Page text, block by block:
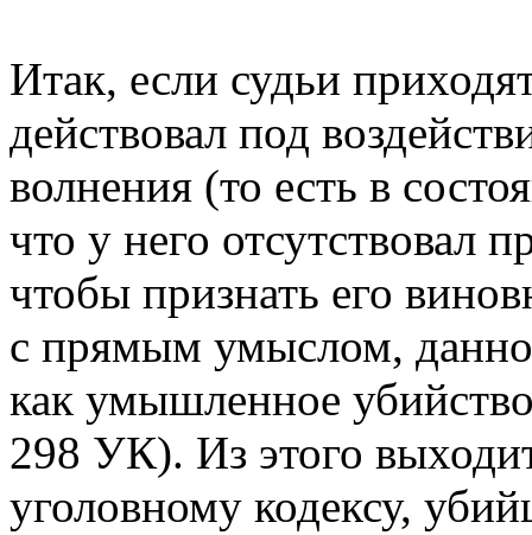
Итак, если судьи
действовал под
волнения (то есть в
что у него отсутствовал
чтобы признать его
с прямым умыслом,
как умышленное
298 УК). Из этого
уголовному кодексу,